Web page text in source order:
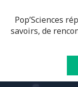
Pop’Sciences
savoirs, de